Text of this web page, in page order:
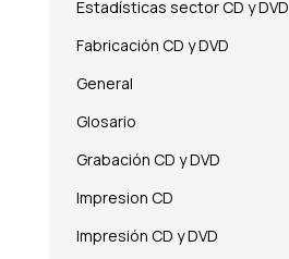
Estadísticas sector CD y DVD
Fabricación CD y DVD
General
Glosario
Grabación CD y DVD
Impresion CD
Impresión CD y DVD